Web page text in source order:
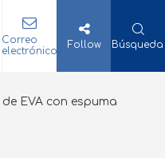
Correo
electrónico
Follow Búsqueda
EVA con espuma